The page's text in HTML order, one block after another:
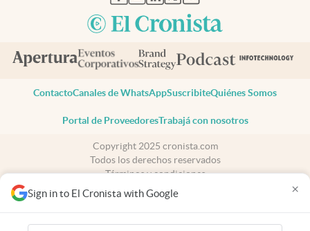
Sign in to El Cronista with Google ×
ContactoCanales de WhatsAppSuscribiteQuiénes Somos
Portal de ProveedoresTrabajá con nosotros
Copyright 2025 cronista.com
Todos los derechos reservados
Términos y condiciones
Privacidad
Consentimiento